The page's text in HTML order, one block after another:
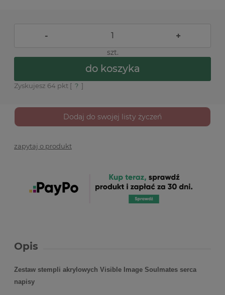
- +
szt.
do koszyka
Zyskujesz 64 pkt [ ? ]
Dodaj do swojej listy życzeń
zapytaj o produkt
Opis
Zestaw stempli akrylowych Visible Image Soulmates serca
napisy